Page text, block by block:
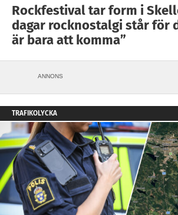
Rockfestival tar form i
dagar rocknostalgi står för
är bara att komma”
ANNONS
TRAFIKOLYCKA